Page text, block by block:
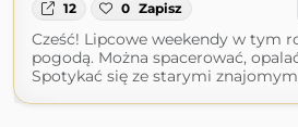
12 0 Zapisz
Cześć! Lipcowe weekendy w tym
pogodą. Można spacerować,
Spotykać się ze starymi